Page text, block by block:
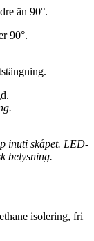
än 90°.
90°.
inuti skåpet. LED-
belysning.
isolering, fri